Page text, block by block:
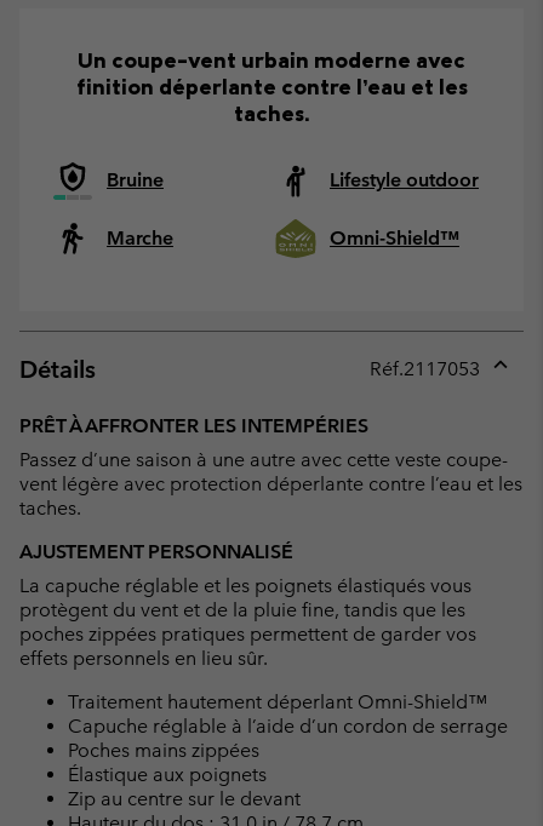
Un coupe-vent urbain moderne avec
finition déperlante contre l’eau et les
taches.
Bruine Lifestyle outdoor
Marche Omni-Shield™
Détails Réf.2117053
PRÊT À AFFRONTER LES INTEMPÉRIES
Passez d’une saison à une autre avec cette veste coupe-
vent légère avec protection déperlante contre l’eau et les
taches.
AJUSTEMENT PERSONNALISÉ
La capuche réglable et les poignets élastiqués vous
protègent du vent et de la pluie fine, tandis que les
poches zippées pratiques permettent de garder vos
effets personnels en lieu sûr.
Traitement hautement déperlant Omni-Shield™
Capuche réglable à l’aide d’un cordon de serrage
Poches mains zippées
Élastique aux poignets
Zip au centre sur le devant